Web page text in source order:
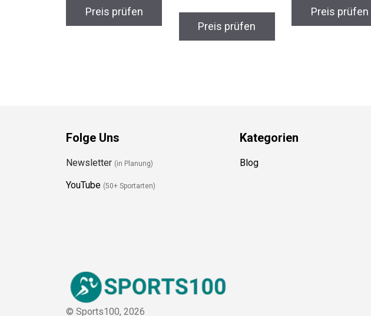
Preis prüfen
Preis prüfen
Preis prüfen
Folge Uns
Newsletter(in Planung)
YouTube (50+ Sportarten)
Kategorien
Blog
© Sports100, 2026